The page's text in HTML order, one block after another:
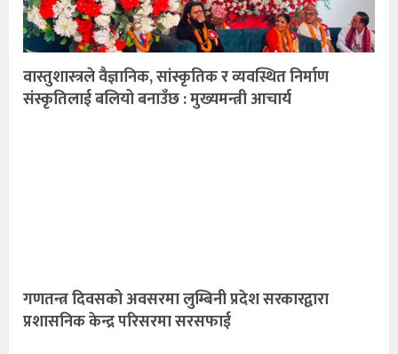
वास्तुशास्त्रले वैज्ञानिक, सांस्कृतिक र व्यवस्थित निर्माण
संस्कृतिलाई बलियो बनाउँछ : मुख्यमन्त्री आचार्य
गणतन्त्र दिवसको अवसरमा लुम्बिनी प्रदेश सरकारद्वारा
प्रशासनिक केन्द्र परिसरमा सरसफाई